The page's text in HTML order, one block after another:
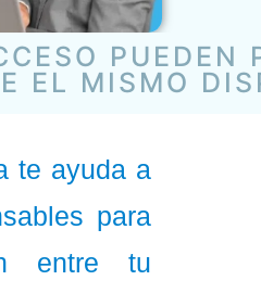
PUEDEN
EL MISMO
te ayuda a
para
entre tu